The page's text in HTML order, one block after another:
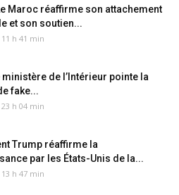
Maroc réaffirme son attachement
et son soutien...
h 41 min
ministère de l’Intérieur pointe la
fake...
h 04 min
Trump réaffirme la
par les États-Unis de la...
h 47 min